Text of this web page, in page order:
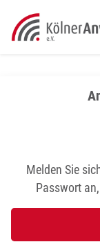
content
Melden Sie
Passwort